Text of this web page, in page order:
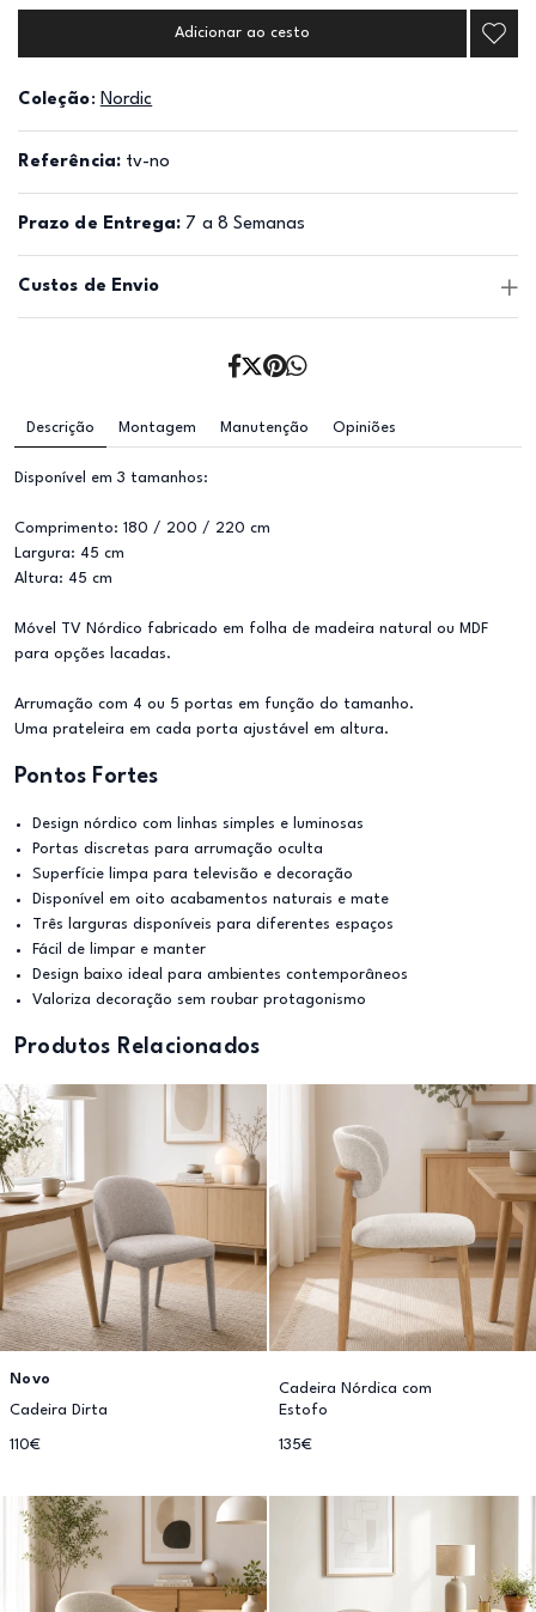
Adicionar ao cesto
Coleção: Nordic
Referência: tv-no
Prazo de Entrega: 7 a 8 Semanas
Custos de Envio
Descrição Montagem Manutenção Opiniões
Disponível em 3 tamanhos:
Comprimento: 180 / 200 / 220 cm
Largura: 45 cm
Altura: 45 cm
Móvel TV Nórdico fabricado em folha de madeira natural ou MDF
para opções lacadas.
Arrumação com 4 ou 5 portas em função do tamanho.
Uma prateleira em cada porta ajustável em altura.
Pontos Fortes
Design nórdico com linhas simples e luminosas
Portas discretas para arrumação oculta
Superfície limpa para televisão e decoração
Disponível em oito acabamentos naturais e mate
Três larguras disponíveis para diferentes espaços
Fácil de limpar e manter
Design baixo ideal para ambientes contemporâneos
Valoriza decoração sem roubar protagonismo
Produtos Relacionados
Novo
Cadeira Dirta
110€
Cadeira Nórdica com
Estofo
135€